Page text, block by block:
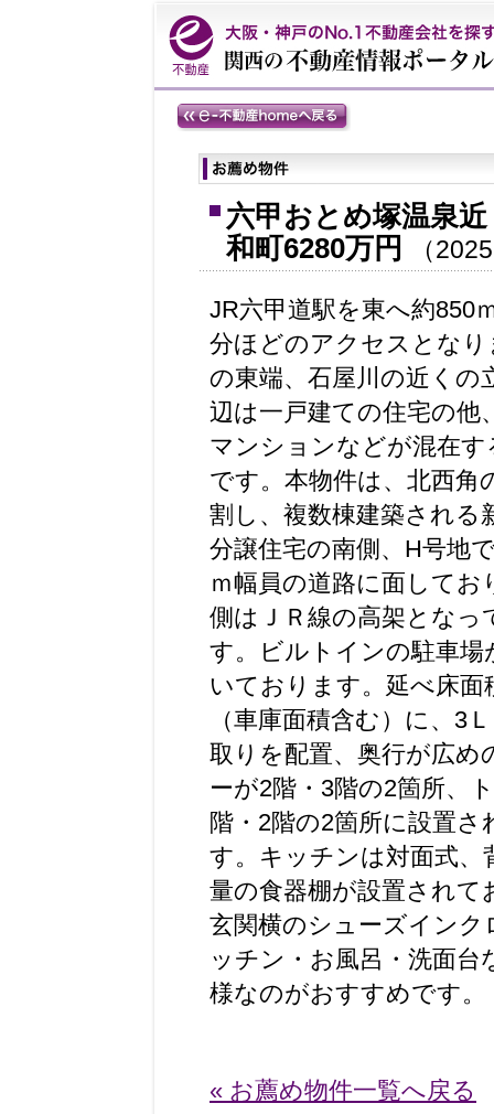
六甲おとめ塚温泉
和町6280万円
（
JR六甲道駅を東へ約850
分ほどのアクセスとなり
の東端、石屋川の近くの
辺は一戸建ての住宅の他
マンションなどが混在
です。本物件は、北西角
割し、複数棟建築される
分譲住宅の南側、H号地
ｍ幅員の道路に面してお
側はＪＲ線の高架となっ
す。ビルトインの駐車場
いております。延べ床面
（車庫面積含む）に、3
取りを配置、奥行が広め
ーが2階・3階の2箇所、
階・2階の2箇所に設置さ
す。キッチンは対面式、
量の食器棚が設置されて
玄関横のシューズイン
ッチン・お風呂・洗面
様なのがおすすめです。
« お薦め物件一覧へ戻る